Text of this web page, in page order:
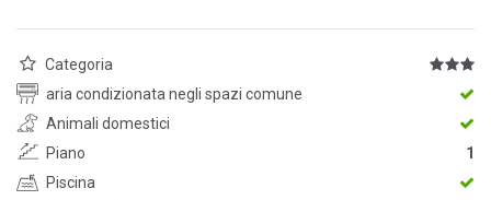
Categoria
aria condizionata negli spazi comune
Animali domestici
Piano
1
Piscina